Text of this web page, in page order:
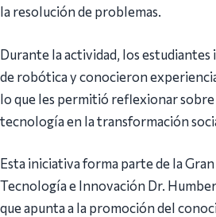
la resolución de problemas.
Durante la actividad, los
de robótica y conocieron
lo que les permitió reflexionar
tecnología en la transformación
Esta iniciativa forma parte de la
Tecnología e Innovación Dr.
que apunta a la promoción del